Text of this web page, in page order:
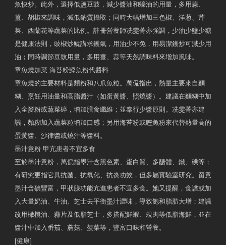
魚快炒。此外，選擇低鹽豆豉，減少醬油和蠔油的用量，多用蒜、
薑、胡椒來調味，減低鈉質攝取；同時大幅增加三色椒、洋葱、芹
菜、西蘭花等蔬菜的比例。註冊營養師冼雯菁亦強調，少油少鹽少糖
是健康法則，豉椒炒魷講求鑊氣，用油少不免，用易潔鑊炒可減少用
油；同時調節豆豉用量，多用薑、蒜等天然調味料來增加風味。
章魚燒加菜 海苔粉鰹魚粉代醬料
章魚燒的主要材料是麵粉和八爪魚粒。萬侃指出，熱量主要來自麵
糊、烹飪用油量和高脂醬汁（如蛋黄醬、照燒醬）。建議在麵糊中加
入全麥粉或蔬菜碎，增加膳食纖維；並奉行少醬原則。冼雯菁亦建
議，麵糊加入蔬菜粒增加口感；另用海苔粉或鰹魚粉來代替熱量高的
蛋黃醬、沙律醬或燒汁等醬料。
墨汁意粉 甲亢患者不宜多食
至於墨汁意粉，萬侃指墨汁含黑色素、蛋白質、多醣體、鐵、碘等；
有研究更指它具抗菌、抗氧化、抗炎功效，但多屬實驗室研究。留意
墨汁含碘豐富，甲狀腺功能亢進患者不宜多食。她又提醒，食譜或加
入大量奶油、牛油、芝士去平衡墨汁澀味，導致飽和脂肪大增；建議
改用橄欖油、蒜片及低脂芝士，多搭配鮮蝦、蜆肉等低脂海鮮，並在
醬汁中加入番茄、蘑菇、菠菜等，豐富口味和營養。
[健康]